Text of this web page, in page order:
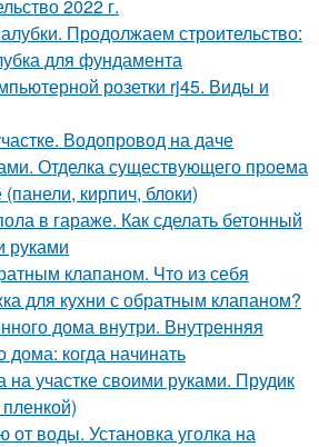
2022 г.
Продолжаем строительство:
для фундамента
розетки rj45. Виды и
Водопровод на даче
Отделка существующего проема
кирпич, блоки)
в гараже. Как сделать бетонный
руками
клапаном. Что из себя
для кухни с обратным клапаном?
дома внутри. Внутренняя
дома: когда начинать
на участке своими руками. Прудик
от воды. Установка уголка на